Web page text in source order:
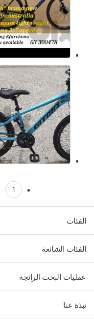
1
الفئات
الفئات الشائعة
عمليات البحث الرائجة
نبذة عنا